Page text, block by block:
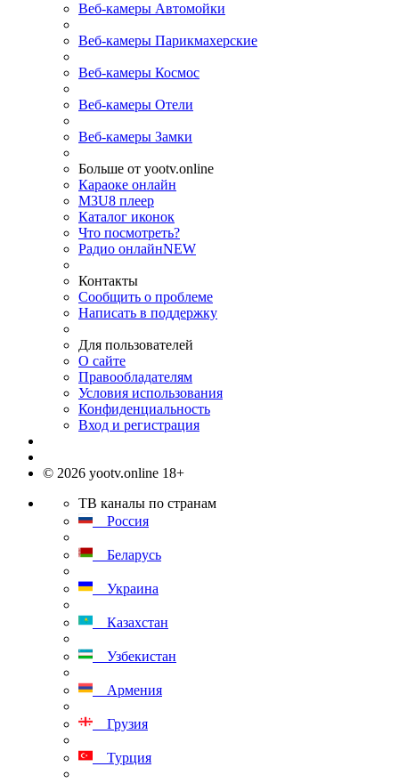
Веб-камеры Автомойки
Веб-камеры Парикмахерские
Веб-камеры Космос
Веб-камеры Отели
Веб-камеры Замки
Больше от yootv.online
Караоке онлайн
M3U8 плеер
Каталог иконок
Что посмотреть?
Радио онлайнNEW
Контакты
Сообщить о проблеме
Написать в поддержку
Для пользователей
О сайте
Правообладателям
Условия использования
Конфиденциальность
Вход и регистрация
© 2026 yootv.online 18+
ТВ каналы по странам
Россия
Беларусь
Украина
Казахстан
Узбекистан
Армения
Грузия
Турция